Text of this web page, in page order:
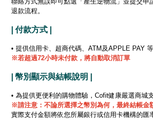
退款流程。
| 付款方式 |
• 提供信用卡、超商代碼、ATM及APPLE PAY 等
※若超過72小時未付款，將自動取消訂單
| 幣別顯示與結帳說明 |
• 為提供更便利的購物體驗，Cofit健康嚴選商城
※請注意：不論所選擇之幣別為何，最終結帳金
實際支付金額將依您所屬銀行或信用卡機構的匯